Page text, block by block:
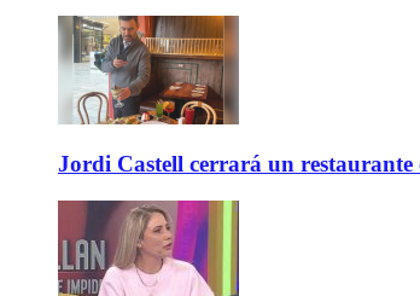
Jordi Castell cerrará un